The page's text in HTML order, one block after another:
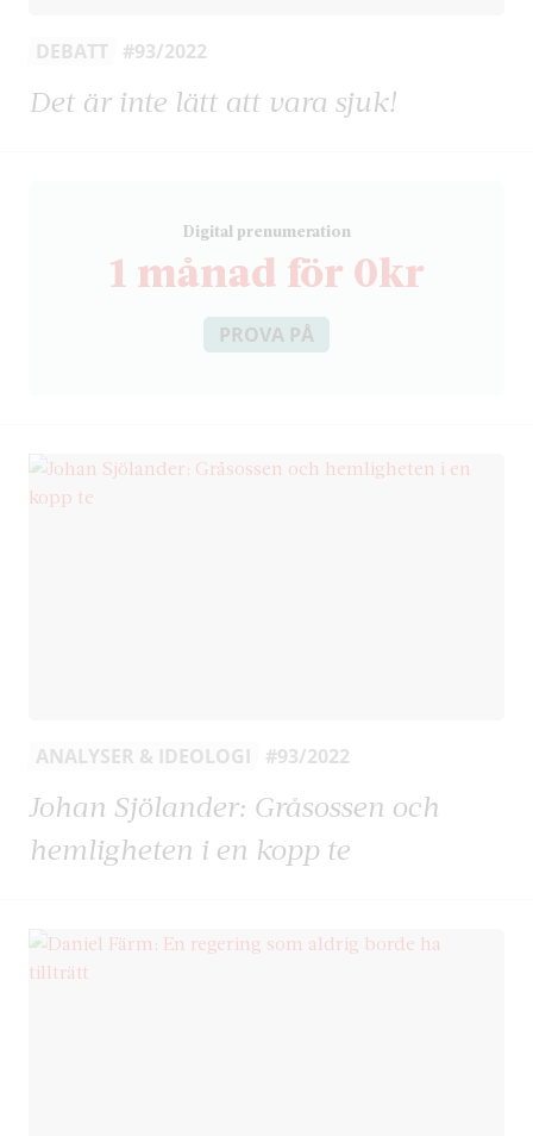
DEBATT #93/2022
Det är inte lätt att vara sjuk!
Digital prenumeration
1 månad för 0kr
PROVA PÅ
ANALYSER & IDEOLOGI #93/2022
Johan Sjölander: Gråsossen och
hemligheten i en kopp te